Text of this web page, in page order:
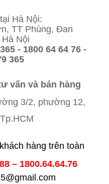
Hà Nội:
TT Phùng, Đan
Nội
- 1800 64 64 76 -
365
vấn và bán hàng
3/2, phường 12,
hàng trên toàn
– 1800.64.64.76